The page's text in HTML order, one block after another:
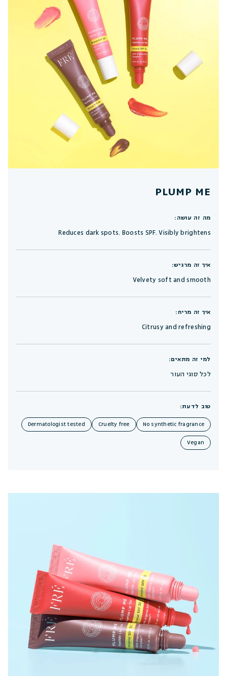
PLUMP ME
מה זה עושה:
Reduces dark spots. Boosts SPF. Visibly brightens
איך זה מרגיש:
Velvety soft and smooth
איך זה מריח:
Citrusy and refreshing
למי זה מתאים:
לכל סוגי העור
טוב לדעת:
No synthetic fragrance
Cruelty free
Dermatologist tested
Vegan